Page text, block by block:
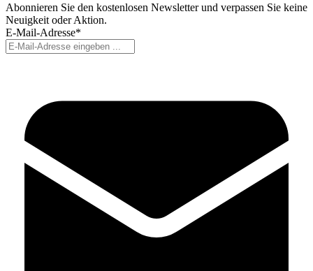
Abonnieren Sie den kostenlosen Newsletter und verpassen Sie keine
Neuigkeit oder Aktion.
E-Mail-Adresse*